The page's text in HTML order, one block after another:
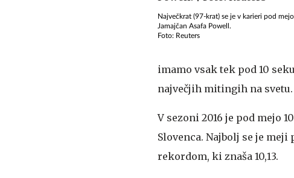
Največkrat (97-krat) se je v karieri pod
Jamajčan Asafa Powell.
Foto: Reuters
imamo vsak tek pod 10
največjih mitingih na svetu.
V sezoni 2016 je pod mejo
Slovenca. Najbolj se je
rekordom, ki znaša 10,13.